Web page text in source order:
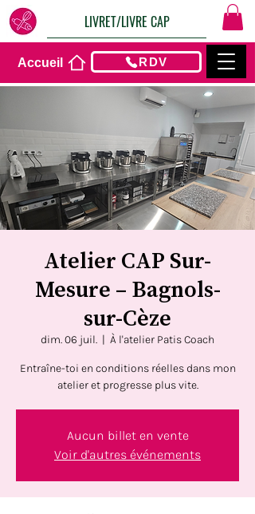
LIVRET/LIVRE CAP
Accueil RDV
Atelier CAP Sur-
Mesure – Bagnols-
sur-Cèze
dim. 06 juil. À l'atelier Patis Coach
Entraîne-toi en conditions réelles dans mon
atelier et progresse plus vite.
Aucun billet en vente
Voir d'autres événements